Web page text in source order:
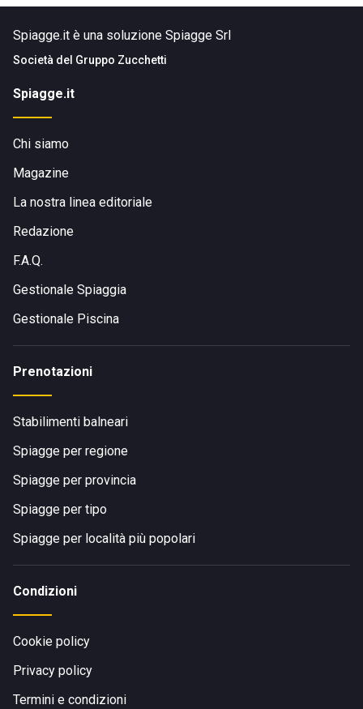
Spiagge.it è una soluzione Spiagge Srl
Società del Gruppo Zucchetti
Spiagge.it
Chi siamo
Magazine
La nostra linea editoriale
Redazione
F.A.Q.
Gestionale Spiaggia
Gestionale Piscina
Prenotazioni
Stabilimenti balneari
Spiagge per regione
Spiagge per provincia
Spiagge per tipo
Spiagge per località più popolari
Condizioni
Cookie policy
Privacy policy
Termini e condizioni